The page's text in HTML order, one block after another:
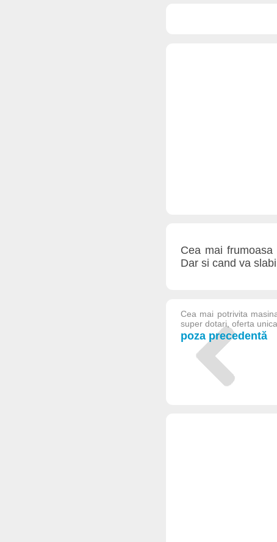
Cea mai
Dar si cand va
Cea mai potrivita
super dotari, oferta
poza precedentă